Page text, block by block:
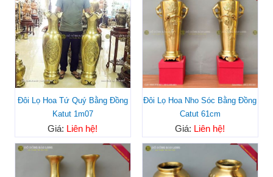
Đôi Lọ Hoa Tứ Quý Bằng Đồng
Katut 1m07
Giá: Liên hệ!
Đôi Lọ Hoa Nho Sóc Bằng Đồng
Catut 61cm
Giá: Liên hệ!